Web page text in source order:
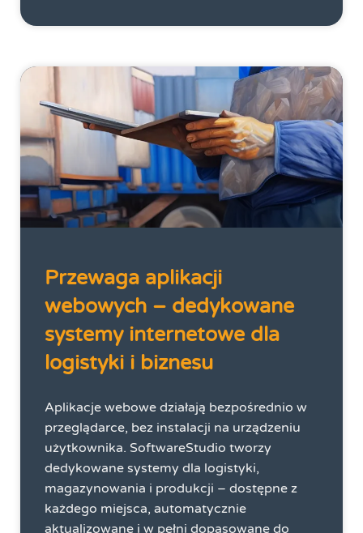
Przewaga aplikacji
webowych – dedykowane
systemy internetowe dla
logistyki i biznesu
Aplikacje webowe działają bezpośrednio w
przeglądarce, bez instalacji na urządzeniu
użytkownika. SoftwareStudio tworzy
dedykowane systemy dla logistyki,
magazynowania i produkcji – dostępne z
każdego miejsca, automatycznie
aktualizowane i w pełni dopasowane do